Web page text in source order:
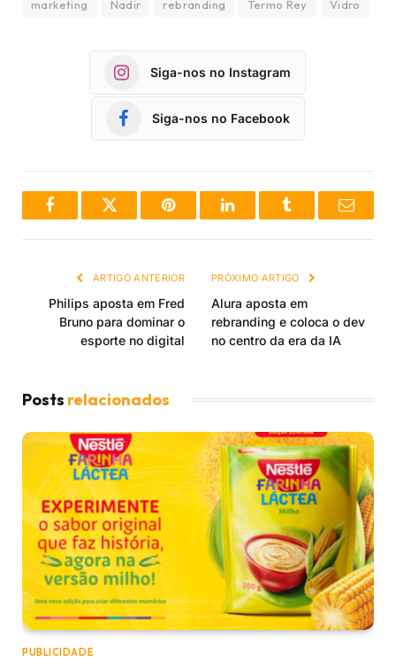
marketing Nadir rebranding Termo Rey Vidro
Siga-nos no Instagram
Siga-nos no Facebook
FacebookTwitter Pinterest LinkedInTumblr Email
ARTIGO ANTERIOR
Philips aposta em Fred
Bruno para dominar o
esporte no digital
PRÓXIMO ARTIGO
Alura aposta em
rebranding e coloca o dev
no centro da era da IA
Posts relacionados
PUBLICIDADE